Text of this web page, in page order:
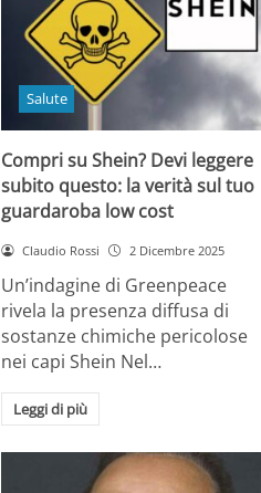
Salute
Compri su Shein? Devi leggere
subito questo: la verità sul tuo
guardaroba low cost
Claudio Rossi 2 Dicembre 2025
Un’indagine di Greenpeace
rivela la presenza diffusa di
sostanze chimiche pericolose
nei capi Shein Nel…
Leggi di più